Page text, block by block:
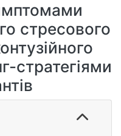
стресового
стратегіями